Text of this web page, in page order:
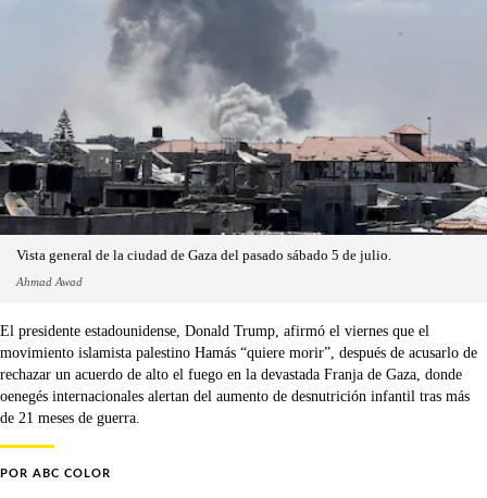
Vista general de la ciudad de Gaza del pasado sábado 5 de julio.
Ahmad Awad
El presidente estadounidense, Donald Trump, afirmó el viernes que el
movimiento islamista palestino Hamás “quiere morir”, después de acusarlo de
rechazar un acuerdo de alto el fuego en la devastada Franja de Gaza, donde
oenegés internacionales alertan del aumento de desnutrición infantil tras más
de 21 meses de guerra.
POR ABC COLOR